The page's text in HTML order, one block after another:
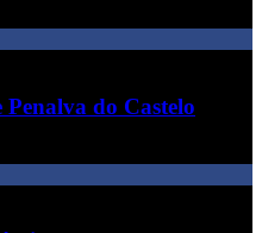
Penalva do Castelo